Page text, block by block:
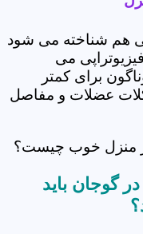
هم شناخته می شود
می
برای کمتر
عضلات و مفاصل
منزل خوب چیست؟
گوجان باید